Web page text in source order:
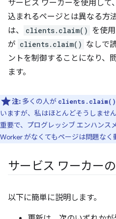
サービス ワーカーを使用して
込まれるページとは異なる方
は、
clients.claim() を使
が clients.claim() なしで
ントを制御することになり、
ます。
注: 多くの人が clients.claim()
いますが、私はほとんどそうしませ
重要で、プログレッシブ エンハンス
Worker がなくてもページは問題なく
サービス ワーカー
以下に簡単に説明します。